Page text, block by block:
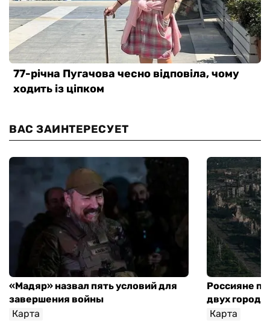
ВАС ЗАИНТЕРЕСУЕТ
«Мадяр» назвал пять условий для
завершения войны
Карта
Россияне
двух
Карта